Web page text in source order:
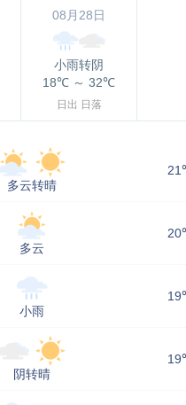
08月28日
小雨转阴
18℃ ～ 32℃
日出 日落
多云转晴
多云
小雨
阴转晴